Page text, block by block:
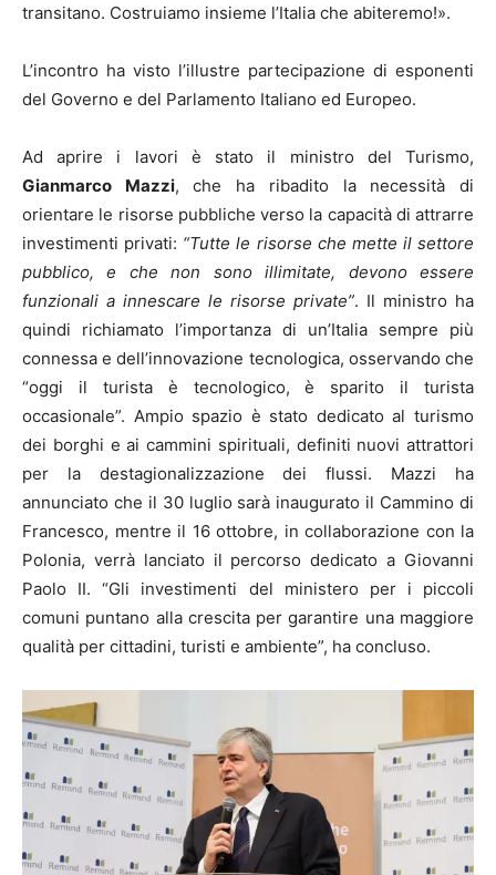
transitano. Costruiamo insieme l’Italia che abiteremo!».
L’incontro ha visto l’illustre partecipazione di esponenti
del Governo e del Parlamento Italiano ed Europeo.
Ad aprire i lavori è stato il ministro del Turismo,
Gianmarco Mazzi, che ha ribadito la necessità di
orientare le risorse pubbliche verso la capacità di attrarre
investimenti privati: “Tutte le risorse che mette il settore
pubblico, e che non sono illimitate, devono essere
funzionali a innescare le risorse private”. Il ministro ha
quindi richiamato l’importanza di un’Italia sempre più
connessa e dell’innovazione tecnologica, osservando che
“oggi il turista è tecnologico, è sparito il turista
occasionale”. Ampio spazio è stato dedicato al turismo
dei borghi e ai cammini spirituali, definiti nuovi attrattori
per la destagionalizzazione dei flussi. Mazzi ha
annunciato che il 30 luglio sarà inaugurato il Cammino di
Francesco, mentre il 16 ottobre, in collaborazione con la
Polonia, verrà lanciato il percorso dedicato a Giovanni
Paolo II. “Gli investimenti del ministero per i piccoli
comuni puntano alla crescita per garantire una maggiore
qualità per cittadini, turisti e ambiente”, ha concluso.